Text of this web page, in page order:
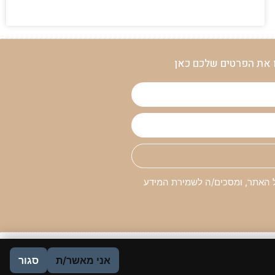
את הפרטים שלכם כאן
האתר, ומסכים/ה לשמירת המידע
אני מאשר/ת סגור